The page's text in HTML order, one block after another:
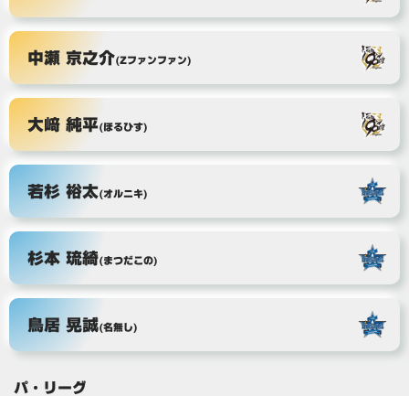
中瀬 京之介(Zファンファン)
大﨑 純平(ほるひす)
若杉 裕太(オルニキ)
杉本 琉綺(まつだこの)
鳥居 晃誠(名無し)
パ・リーグ